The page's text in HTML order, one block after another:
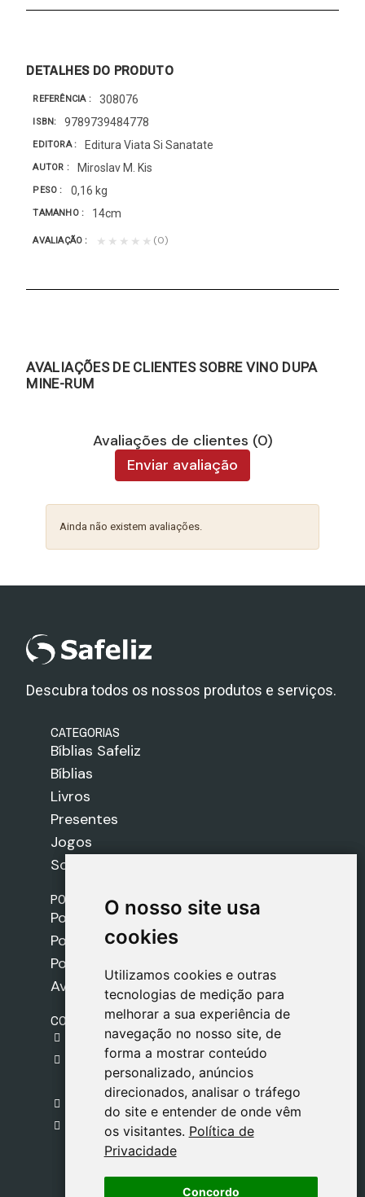
O nosso site usa
cookies
Utilizamos cookies e outras
tecnologias de medição para
melhorar a sua experiência de
navegação no nosso site, de
forma a mostrar conteúdo
personalizado, anúncios
direcionados, analisar o tráfego
do site e entender de onde vêm
os visitantes. Política de
Privacidade
Concordo
O nosso site usa
cookies
Utilizamos cookies e outras
tecnologias de medição para
melhorar a sua experiência de
navegação no nosso site, de
forma a mostrar conteúdo
personalizado, anúncios
direcionados, analisar o tráfego
do site e entender de onde vêm
os visitantes. Política de
Privacidade
Concordo
DETALHES DO PRODUTO
REFERÊNCIA 308076
ISBN 9789739484778
EDITORA Editura Viata Si Sanatate
AUTOR Miroslav M. Kis
PESO 0,16 kg
TAMANHO 14cm
AVALIAÇÃO ★★★★★ (0)
AVALIAÇÕES DE CLIENTES SOBRE VINO DUPA
MINE-RUM
Avaliações de clientes (0)
Enviar avaliação
Ainda não existem avaliações.
Descubra todos os nossos produtos e serviços.
CATEGORIAS
Bíblias Safeliz
Bíblias
Livros
Presentes
Jogos
Sobre nós
POLÍTICAS
Política de Envios
Política de Cookies
Política de Privacidade
Aviso Legal
CONTACTO
gestion@safeliz.com
C. del Pradillo, 6, 28770 Colmenar Viejo,
Madrid
+34 918 459 877
Segunda a Sexta
09:00 - 13:00